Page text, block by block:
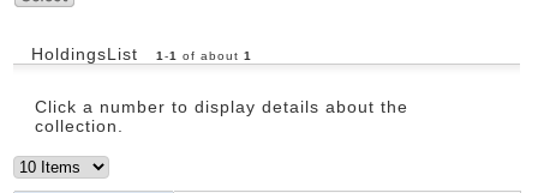
HoldingsList 1 -1 of about 1
Click a number to display details about the
collection.